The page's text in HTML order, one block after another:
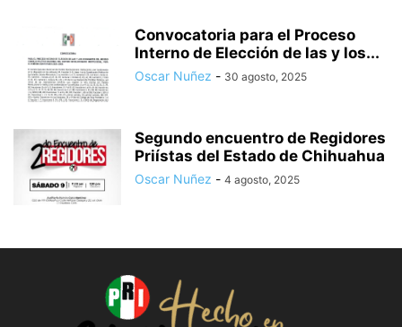
Convocatoria para el Proceso
Interno de Elección de las y los...
Oscar Nuñez - 30 agosto, 2025
Segundo encuentro de Regidores
Priístas del Estado de Chihuahua
Oscar Nuñez - 4 agosto, 2025